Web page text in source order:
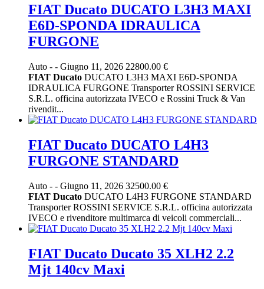
FIAT Ducato DUCATO L3H3 MAXI
E6D-SPONDA IDRAULICA
FURGONE
Auto - - Giugno 11, 2026 22800.00 €
FIAT Ducato DUCATO L3H3 MAXI E6D-SPONDA
IDRAULICA FURGONE Transporter ROSSINI SERVICE
S.R.L. officina autorizzata IVECO e Rossini Truck & Van
rivendit...
FIAT Ducato DUCATO L4H3
FURGONE STANDARD
Auto - - Giugno 11, 2026 32500.00 €
FIAT Ducato DUCATO L4H3 FURGONE STANDARD
Transporter ROSSINI SERVICE S.R.L. officina autorizzata
IVECO e rivenditore multimarca di veicoli commerciali...
FIAT Ducato Ducato 35 XLH2 2.2
Mjt 140cv Maxi